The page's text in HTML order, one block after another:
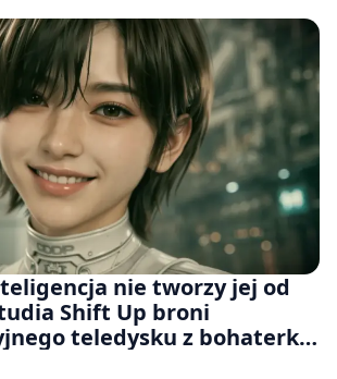
nie tworzy jej od
Shift Up broni
teledysku z bohaterką
Rain